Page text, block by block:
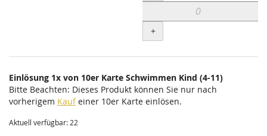
+
Einlösung 1x von 10er Karte Schwimmen Kind (4-11)
Bitte Beachten: Dieses Produkt können Sie nur nach
vorherigem Kaufeiner 10er Karte einlösen.
Aktuell verfügbar: 22